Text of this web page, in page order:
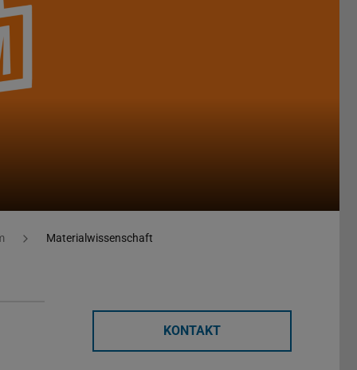
Materialwissenschaft
KONTAKT